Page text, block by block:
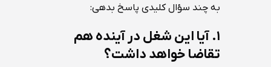
به چند سؤال کلیدی پاسخ بدهی:
۱. آیا این شغل در آینده هم
تقاضا خواهد داشت؟